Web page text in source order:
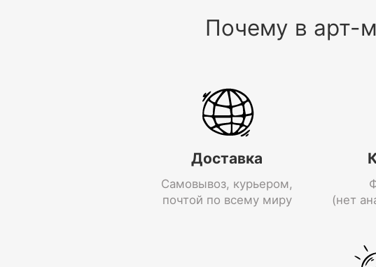
Почему в арт-
Доставка
Самовывоз, курьером,
почтой по всему миру
(нет